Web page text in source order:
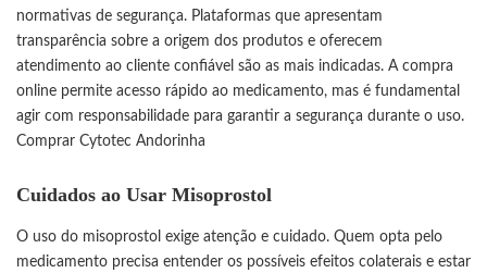
normativas de segurança. Plataformas que apresentam
transparência sobre a origem dos produtos e oferecem
atendimento ao cliente confiável são as mais indicadas. A compra
online permite acesso rápido ao medicamento, mas é fundamental
agir com responsabilidade para garantir a segurança durante o uso.
Comprar Cytotec Andorinha
Cuidados ao Usar Misoprostol
O uso do misoprostol exige atenção e cuidado. Quem opta pelo
medicamento precisa entender os possíveis efeitos colaterais e estar